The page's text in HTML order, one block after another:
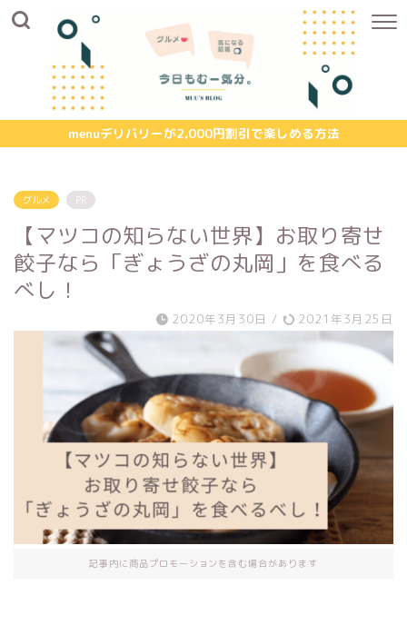
menuデリバリーが2,000円割引で楽しめる方法
グルメ PR
【マツコの知らない世界】お取り寄せ
餃子なら「ぎょうざの丸岡」を食べる
べし！
2020年3月30日 / 2021年3月25日
記事内に商品プロモーションを含む場合があります